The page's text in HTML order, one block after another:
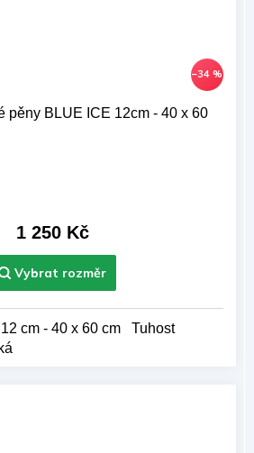
–34 %
pěny BLUE ICE 12cm - 40 x 60
1 250 Kč
cm - 40 x 60 cm Tuhost